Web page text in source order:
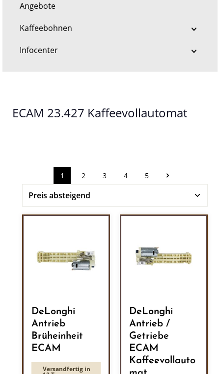
Angebote
Kaffeebohnen
Infocenter
ECAM 23.427 Kaffeevollautomat
Seite
1 Seite
2 Seite
3 Seite
4 Seite
5
DeLonghi
Antrieb
Brüheinheit
ECAM
Versandfertig in
DeLonghi
Antrieb /
Getriebe
ECAM
Kaffeevollauto